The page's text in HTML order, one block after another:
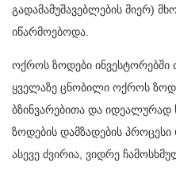
გადამამუშავებლების მიერ)
იწარმოებოდა.
ოქროს ზოდები
ყველაზე ცნობილი ოქროს
ბზინვარებითა და
ზოდების დამზადების
ასევე ძვირია, ვიდრე